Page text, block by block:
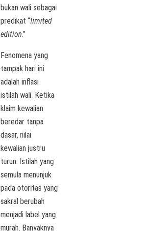
bukan wali sebagai
predikat “limited
edition.”
Fenomena yang
tampak hari ini
adalah inflasi
istilah wali. Ketika
klaim kewalian
beredar tanpa
dasar, nilai
kewalian justru
turun. Istilah yang
semula menunjuk
pada otoritas yang
sakral berubah
menjadi label yang
murah. Banyaknya